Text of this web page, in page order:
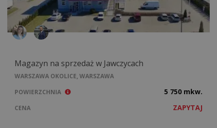
Magazyn na sprzedaż w Jawczycach
WARSZAWA OKOLICE, WARSZAWA
POWIERZCHNIA
5 750 mkw.
CENA ZAPYTAJ